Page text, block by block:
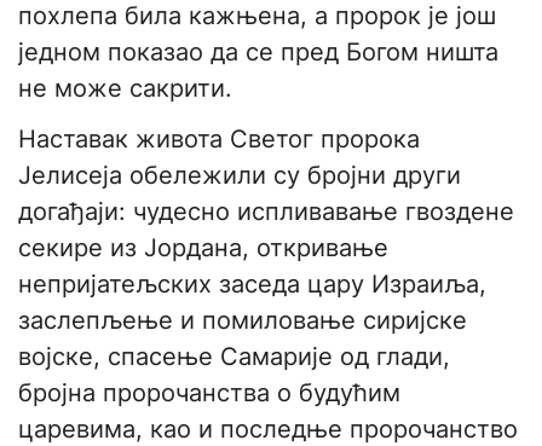
похлепа била кажњена, а пророк је још
једном показао да се пред Богом ништа
не може сакрити.
Наставак живота Светог пророка
Јелисеја обележили су бројни други
догађаји: чудесно испливавање гвоздене
секире из Јордана, откривање
непријатељских заседа цару Израиља,
заслепљење и помиловање сиријске
војске, спасење Самарије од глади,
бројна пророчанства о будућим
царевима, као и последње пророчанство